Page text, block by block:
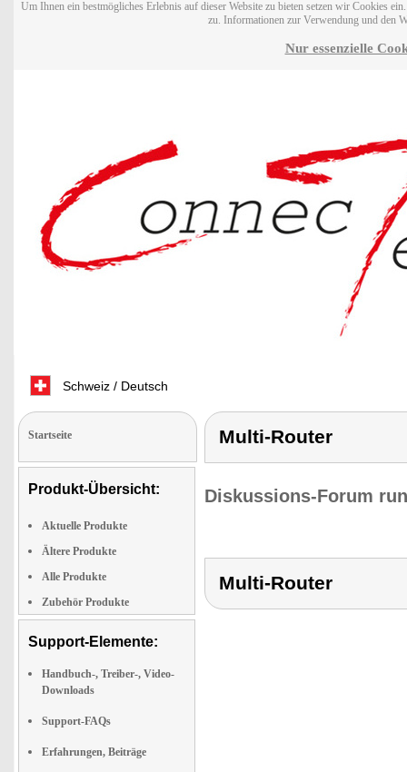
Um Ihnen ein bestmögliches Erlebnis auf dieser Website zu bieten setzen wir Cookies
zu. Informationen zur Verwendung und den
Nur essenzielle
Schweiz / Deutsch
Startseite
Produkt-Übersicht:
Aktuelle Produkte
Ältere Produkte
Alle Produkte
Zubehör Produkte
Support-Elemente:
Handbuch-, Treiber-, Video-
Downloads
Support-FAQs
Erfahrungen, Beiträge
Multi-Router
Diskussions-Forum
Multi-Router